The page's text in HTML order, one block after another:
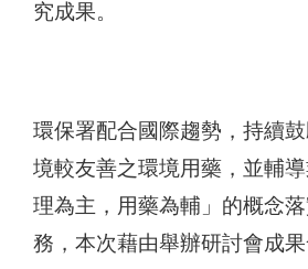
究成果。
環保署配合國際趨勢，持續
境較友善之環境用藥，並輔
理為主，用藥為輔」的概念
務，本次藉由舉辦研討會成